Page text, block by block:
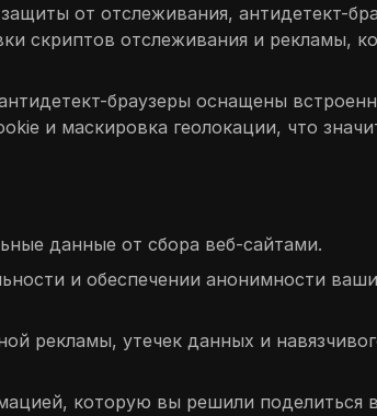
от отслеживания, антидетект-
скриптов отслеживания и рекламы,
браузеры оснащены
и маскировка геолокации, что
данные от сбора веб-сайтами.
и обеспечении анонимности
рекламы, утечек данных и
которую вы решили поделиться в